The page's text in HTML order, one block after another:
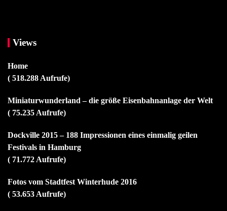
Views
Home
( 518.288 Aufrufe)
Miniaturwunderland – die größe Eisenbahnanlage der Welt
( 75.235 Aufrufe)
Dockville 2015 – 188 Impressionen eines einmalig geilen
Festivals in Hamburg
( 71.772 Aufrufe)
Fotos vom Stadtfest Winterhude 2016
( 53.653 Aufrufe)